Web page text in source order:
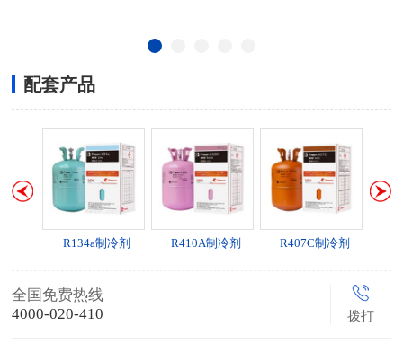
配套产品
R134a制冷剂 R410A制冷剂 R407C制冷剂
全国免费热线
4000-020-410
拨打